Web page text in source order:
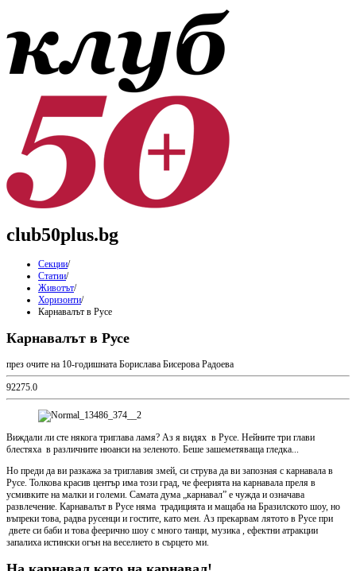
club50plus.bg
Секции/
Статии/
Животът/
Хоризонти/
Карнавалът в Русе
Карнавалът в Русе
през очите на 10-годишната Борислава Бисерова Радоева
92275.0
Виждали ли сте някога триглава ламя? Аз я видях в Русе. Нейните три глави
блестяха в различните нюанси на зеленото. Беше зашеметяваща гледка...
Но преди да ви разкажа за триглавия змей, си струва да ви запозная с карнавала в
Русе. Толкова красив център има този град, че феерията на карнавала преля в
усмивките на малки и големи. Самата дума „карнавал” е чужда и означава
развлечение. Карнавалът в Русе няма традицията и мащаба на Бразилското шоу, но
въпреки това, радва русенци и гостите, като мен. Аз прекарвам лятото в Русе при
двете си баби и това феерично шоу с много танци, музика , ефектни атракции
запалиха истински огън на веселието в сърцето ми.